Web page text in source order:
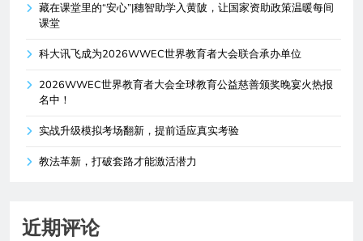
藏在课堂里的“安心”|穗智助学入黄陂，让国家资助政策温暖每间
课堂
科大讯飞成为2026WWEC世界教育者大会联合承办单位
2026WWEC世界教育者大会全球教育公益慈善颁奖晚宴火热报
名中！
实战升级模拟考场翻新，提前适应真实考验
教法革新，打破套路才能激活潜力
近期评论